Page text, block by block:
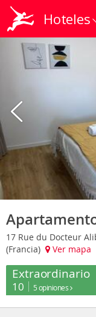
Hoteles
17 Rue du Docteur
(Francia)
Ver mapa
Extraordinario
10 5 opiniones